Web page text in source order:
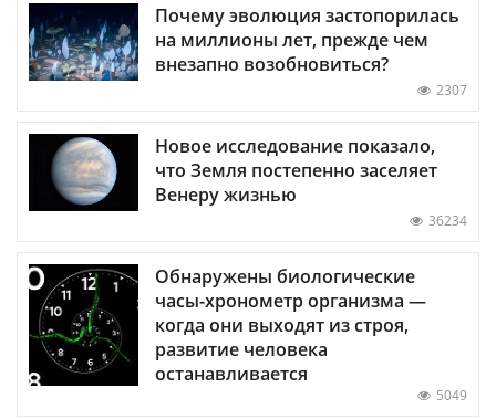
Почему эволюция застопорилась
на миллионы лет, прежде чем
внезапно возобновиться?
2307
Новое исследование показало,
что Земля постепенно заселяет
Венеру жизнью
36234
Обнаружены биологические
часы-хронометр организма —
когда они выходят из строя,
развитие человека
останавливается
5049